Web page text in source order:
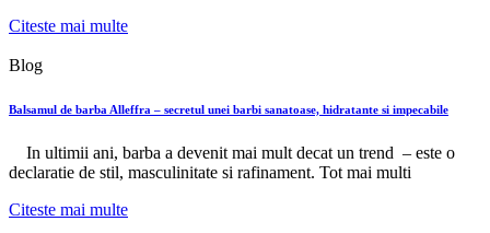
Citeste mai multe
Blog
Balsamul de barba Alleffra – secretul unei barbi sanatoase, hidratante si impecabile
In ultimii ani, barba a devenit mai mult decat un trend – este o
declaratie de stil, masculinitate si rafinament. Tot mai multi
Citeste mai multe